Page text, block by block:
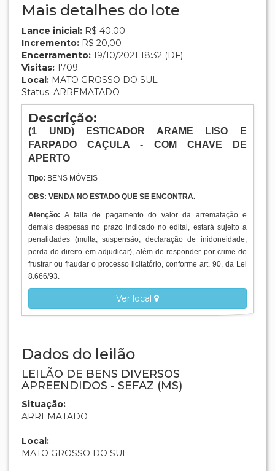
Mais detalhes do lote
Lance inicial: R$ 40,00
Incremento: R$ 20,00
Encerramento: 19/10/2021 18:32 (DF)
Visitas: 1709
Local: MATO GROSSO DO SUL
Status: ARREMATADO
Descrição:
(1 UND) ESTICADOR ARAME LISO E
FARPADO CAÇULA - COM CHAVE DE
APERTO
Tipo: BENS MÓVEIS
OBS: VENDA NO ESTADO QUE SE ENCONTRA.
Atenção:A falta de pagamento do valor da arrematação e
demais despesas no prazo indicado no edital, estará sujeito a
penalidades (multa, suspensão, declaração de inidoneidade,
perda do direito em adjudicar), além de responder por crime de
frustrar ou fraudar o processo licitatório, conforme art. 90, da Lei
8.666/93.
Ver local
Dados do leilão
LEILÃO DE BENS DIVERSOS
APREENDIDOS - SEFAZ (MS)
Situação:
ARREMATADO
Local:
MATO GROSSO DO SUL